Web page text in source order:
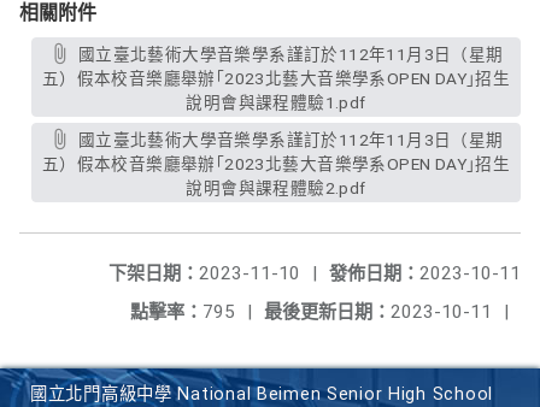
相關附件
五）假本校音樂廳舉辦｢2023北藝大音樂學系OPEN DAY｣招生
說明會與課程體驗1.pdf
五）假本校音樂廳舉辦｢2023北藝大音樂學系OPEN DAY｣招生
說明會與課程體驗2.pdf
發佈日期： 2023-10-11
下架日期： 2023-11-10
|
最後更新日期： 2023-10-11 |
點擊率： 795 |
國立北門高級中學 National Beimen Senior High School